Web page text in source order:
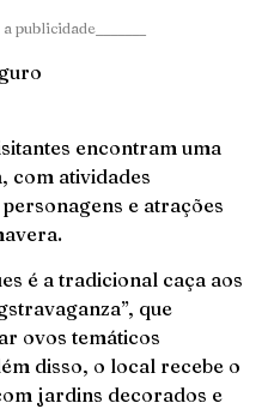
publicidade_______
encontram uma
com atividades
e atrações
é a tradicional caça aos
que
ovos temáticos
disso, o local recebe o
jardins decorados e